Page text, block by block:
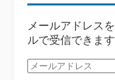
メールアドレス
ルで受信できます
メ